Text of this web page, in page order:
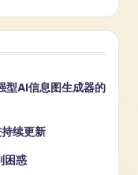
AI信息图生成器的
续更新
困惑